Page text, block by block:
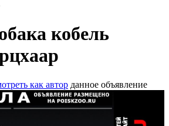
кобель
как автор данное объявление